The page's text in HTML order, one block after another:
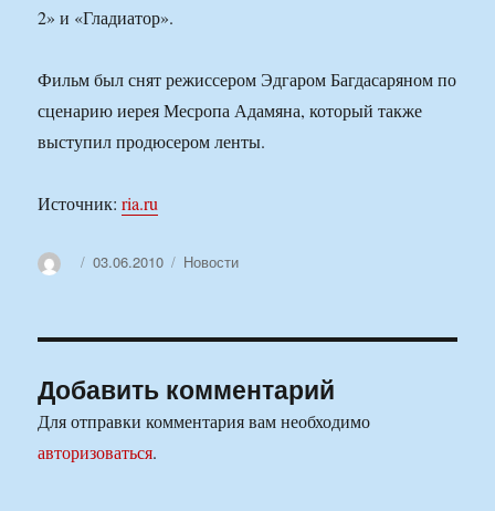
2» и «Гладиатор».
Фильм был снят режиссером Эдгаром Багдасаряном по
сценарию иерея Месропа Адамяна, который также
выступил продюсером ленты.
Источник:ria.ru
АвторОпубликовано
03.06.2010 Рубрики
Новости
Добавить комментарий
Для отправки комментария вам необходимо
авторизоваться.